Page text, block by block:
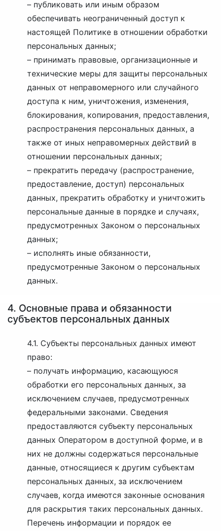
– публиковать или иным образом
обеспечивать неограниченный доступ к
настоящей Политике в отношении обработки
персональных данных;
– принимать правовые, организационные и
технические меры для защиты персональных
данных от неправомерного или случайного
доступа к ним, уничтожения, изменения,
блокирования, копирования, предоставления,
распространения персональных данных, а
также от иных неправомерных действий в
отношении персональных данных;
– прекратить передачу (распространение,
предоставление, доступ) персональных
данных, прекратить обработку и уничтожить
персональные данные в порядке и случаях,
предусмотренных Законом о персональных
данных;
– исполнять иные обязанности,
предусмотренные Законом о персональных
данных.
4. Основные права и обязанности
субъектов персональных данных
4.1. Субъекты персональных данных имеют
право:
– получать информацию, касающуюся
обработки его персональных данных, за
исключением случаев, предусмотренных
федеральными законами. Сведения
предоставляются субъекту персональных
данных Оператором в доступной форме, и в
них не должны содержаться персональные
данные, относящиеся к другим субъектам
персональных данных, за исключением
случаев, когда имеются законные основания
для раскрытия таких персональных данных.
Перечень информации и порядок ее